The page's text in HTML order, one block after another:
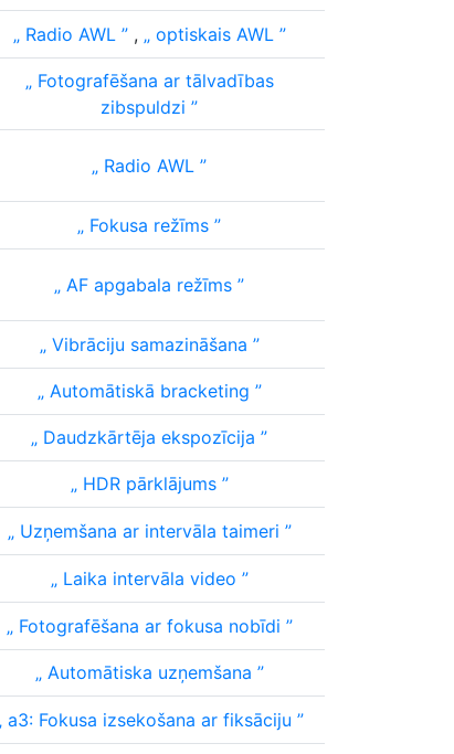
Radio AWL , optiskais AWL
Fotografēšana ar tālvadības
zibspuldzi
Radio AWL
Fokusa režīms
AF apgabala režīms
Vibrāciju samazināšana
Automātiskā bracketing
Daudzkārtēja ekspozīcija
HDR pārklājums
Uzņemšana ar intervāla taimeri
Laika intervāla video
Fotografēšana ar fokusa nobīdi
Automātiska uzņemšana
a3: Fokusa izsekošana ar fiksāciju